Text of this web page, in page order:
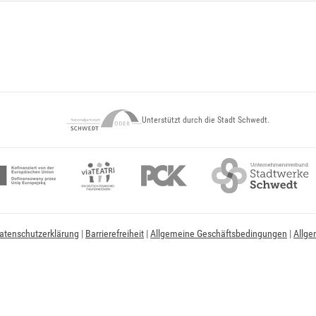
Unterstützt durch die Stadt Schwedt.
| Barrierefreiheit |Allgemeine Geschäftsbedingungen |